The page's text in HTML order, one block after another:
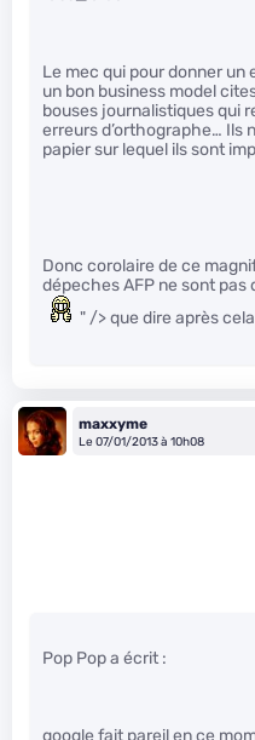
Le mec qui pour donner un
un bon business model
bouses journalistiques qui
erreurs d’orthographe… Ils
papier sur lequel ils sont
Donc corolaire de ce
dépeches AFP ne sont pas
" /> que dire après
maxxyme
Le 07/01/2013 à 10h08
Pop Pop a écrit :